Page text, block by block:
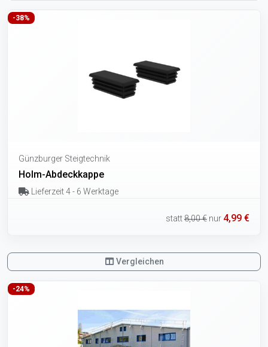
-38%
Günzburger Steigtechnik
Holm-Abdeckkappe
Lieferzeit 4 - 6 Werktage
statt8,00 € nur 4,99 €
Vergleichen
-24%